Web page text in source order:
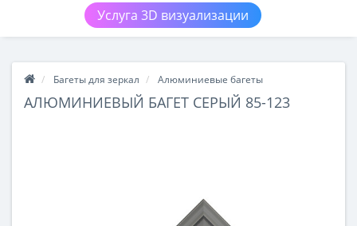
Услуга 3D визуализации
Багеты для зеркал Алюминиевые багеты
АЛЮМИНИЕВЫЙ БАГЕТ СЕРЫЙ 85-123